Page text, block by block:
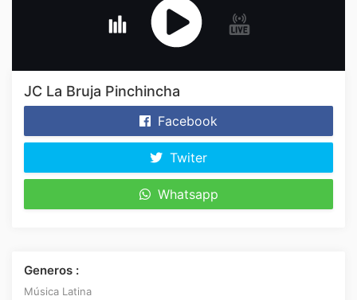
JC La Bruja Pinchincha
Facebook
Twiter
Whatsapp
Generos :
Música Latina